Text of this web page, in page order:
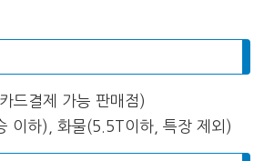
드결제 가능 판매점)
이하), 화물(5.5T이하, 특장 제외)